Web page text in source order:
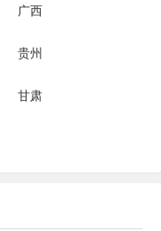
广西
贵州
甘肃